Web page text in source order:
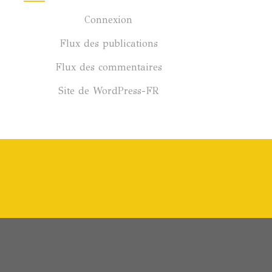
Connexion
Flux des publications
Flux des commentaires
Site de WordPress-FR